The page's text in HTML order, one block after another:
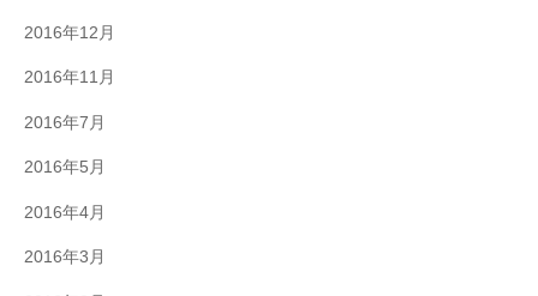
2016年12月
2016年11月
2016年7月
2016年5月
2016年4月
2016年3月